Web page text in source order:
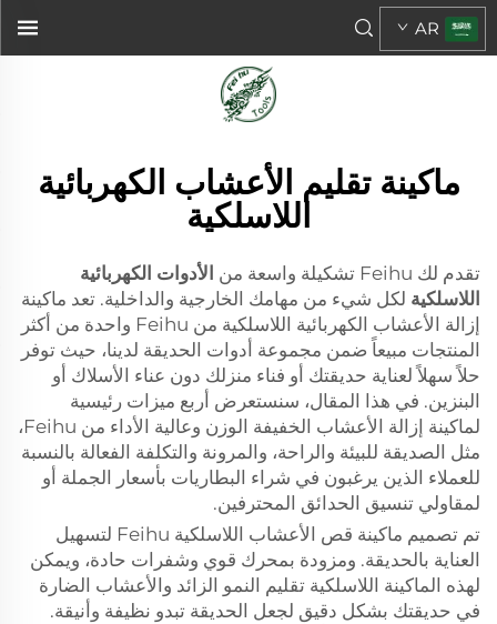
AR
ماكينة تقليم الأعشاب الكهربائية
اللاسلكية
تقدم لك Feihu تشكيلة واسعة من
الأدوات الكهربائية
اللاسلكية لكل شيء من مهامك الخارجية والداخلية. تعد ماكينة
إزالة الأعشاب الكهربائية اللاسلكية من Feihu واحدة من أكثر
المنتجات مبيعاً ضمن مجموعة أدوات الحديقة لدينا، حيث توفر
حلاً سهلاً لعناية حديقتك أو فناء منزلك دون عناء الأسلاك أو
البنزين. في هذا المقال، سنستعرض أربع ميزات رئيسية
لماكينة إزالة الأعشاب الخفيفة الوزن وعالية الأداء من Feihu،
مثل الصديقة للبيئة والراحة، والمرونة والتكلفة الفعالة بالنسبة
للعملاء الذين يرغبون في شراء البطاريات بأسعار الجملة أو
لمقاولي تنسيق الحدائق المحترفين.
تم تصميم ماكينة قص الأعشاب اللاسلكية Feihu لتسهيل
العناية بالحديقة. ومزودة بمحرك قوي وشفرات حادة، ويمكن
لهذه الماكينة اللاسلكية تقليم النمو الزائد والأعشاب الضارة
في حديقتك بشكل دقيق لجعل الحديقة تبدو نظيفة وأنيقة.